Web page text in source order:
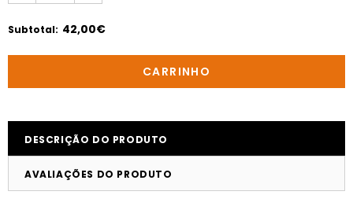
Subtotal: 42,00€
DESCRIÇÃO DO PRODUTO
AVALIAÇÕES DO PRODUTO